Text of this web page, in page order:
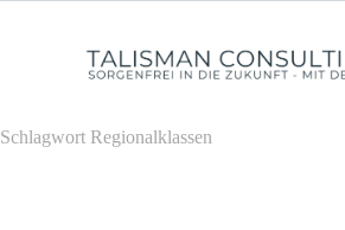
Schlagwort Regionalklassen